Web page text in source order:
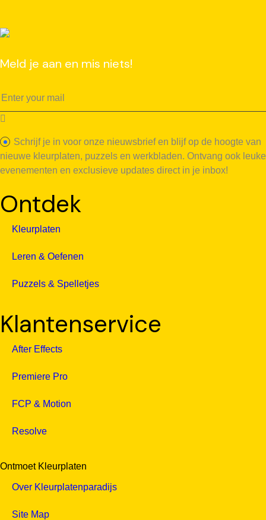
Meld je aan en mis niets!
Schrijf je in voor onze nieuwsbrief en blijf op de hoogte van
nieuwe kleurplaten, puzzels en werkbladen. Ontvang ook leuke
evenementen en exclusieve updates direct in je inbox!
Ontdek
Kleurplaten
Leren & Oefenen
Puzzels & Spelletjes
Klantenservice
After Effects
Premiere Pro
FCP & Motion
Resolve
Ontmoet Kleurplaten
Over Kleurplatenparadijs
Site Map